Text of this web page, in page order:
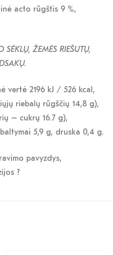
acto rūgštis 9 %,
SĖKLŲ, ŽEMĖS RIEŠUTŲ,
vertė 2196 kJ / 526 kcal,
riebalų rūgščių 14,8 g),
– cukrų 16.7 g),
5,9 g, druska 0,4 g.
pavyzdys,
?